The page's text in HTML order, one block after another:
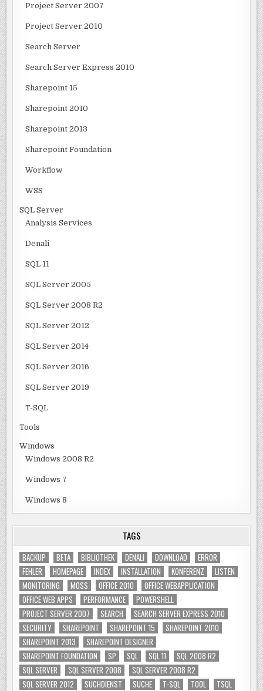
Project Server 2007
Project Server 2010
Search Server
Search Server Express 2010
Sharepoint 15
Sharepoint 2010
Sharepoint 2013
Sharepoint Foundation
Workflow
WSS
SQL Server
Analysis Services
Denali
SQL 11
SQL Server 2005
SQL Server 2008 R2
SQL Server 2012
SQL Server 2014
SQL Server 2016
SQL Server 2019
T-SQL
Tools
Windows
Windows 2008 R2
Windows 7
Windows 8
TAGS
BACKUP BETA BIBLIOTHEK DENALI DOWNLOAD
ERROR
FEHLER
HOMEPAGE INDEX INSTALLATION KONFERENZ
LISTEN
MONITORING
MOSS OFFICE 2010
OFFICE WEBAPPLICATION
OFFICE WEB APPS
PERFORMANCE
POWERSHELL
PROJECT SERVER 2007
SEARCH
SEARCH SERVER EXPRESS 2010
SECURITY
SHAREPOINT SHAREPOINT 15
SHAREPOINT 2010
SHAREPOINT 2013
SHAREPOINT DESIGNER
SHAREPOINT FOUNDATION
SP SQL SQL 11
SQL 2008 R2
SQL SERVER
SQL SERVER 2008
SQL SERVER 2008 R2
SQL SERVER 2012
SUCHDIENST SUCHE T-SQL TOOL
TSQL